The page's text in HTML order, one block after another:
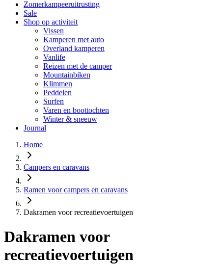
Zomerkampeeruitrusting
Sale
Shop op activiteit
Vissen
Kamperen met auto
Overland kamperen
Vanlife
Reizen met de camper
Mountainbiken
Klimmen
Peddelen
Surfen
Varen en boottochten
Winter & sneeuw
Journal
Home
Campers en caravans
Ramen voor campers en caravans
Dakramen voor recreatievoertuigen
Dakramen voor
recreatievoertuigen